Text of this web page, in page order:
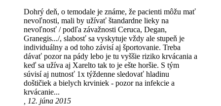
Dohrý deň, o temodale je známe, že pacienti môžu mať
nevoľnosti, mali by užívať štandardne lieky na
nevoľnosť / podľa závažnosti Ceruca, Degan,
Granegis.../, slabosť sa vyskytuje vždy ale stupeň je
individuálny a od toho závisí aj športovanie. Treba
dávať pozor na pády lebo je tu vyššie riziko krvácania a
keď sa užíva aj Xarelto tak to je ešte horšie. S tým
súvisí aj nutnosť 1x týždenne sledovať hladinu
doštičiek a bielych krviniek - pozor na infekcie a
krvácanie...
, 12. júna 2015